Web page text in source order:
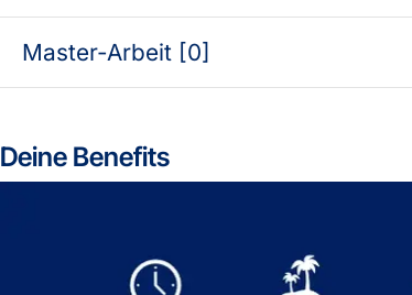
Master-Arbeit [0]
Deine Benefits